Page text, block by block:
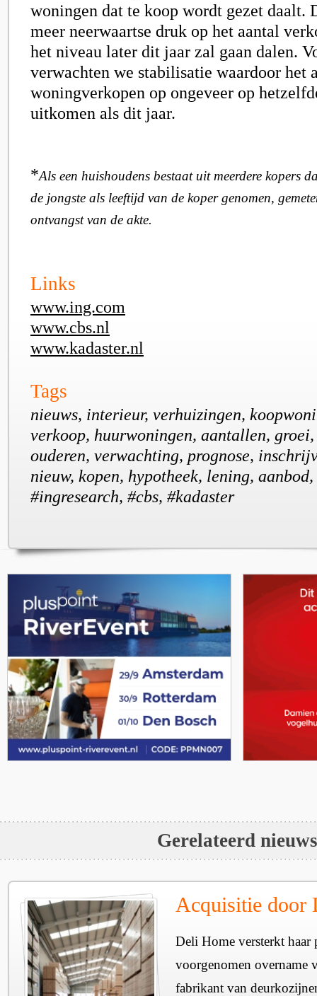
woningen dat te koop wordt gezet daalt.
meer neerwaartse druk op het aantal
het niveau later dit jaar zal gaan dalen.
verwachten we stabilisatie waardoor het
woningverkopen op ongeveer op
uitkomen als dit jaar.
*Als een huishoudens bestaat uit meerdere kopers
de jongste als leeftijd van de koper genomen,
ontvangst van de akte.
Links
www.ing.com
www.cbs.nl
www.kadaster.nl
Tags
nieuws, interieur, verhuizingen,
verkoop, huurwoningen, aantallen,
ouderen, verwachting, prognose,
nieuw, kopen, hypotheek, lening,
#ingresearch, #cbs, #kadaster
Gerelateerd nieuws
Acquisitie door
Deli Home versterkt haar
voorgenomen overname
fabrikant van